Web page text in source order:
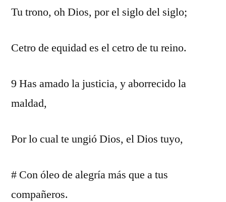
Tu trono, oh Dios, por el siglo del siglo;
Cetro de equidad es el cetro de tu reino.
9 Has amado la justicia, y aborrecido la
maldad,
Por lo cual te ungió Dios, el Dios tuyo,
# Con óleo de alegría más que a tus
compañeros.